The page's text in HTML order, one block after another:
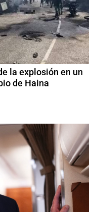
la explosión en un
de Haina